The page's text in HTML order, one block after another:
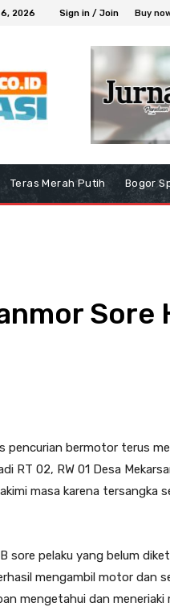
2026 Sign in / Join Buy
Teras Merah Putih Bogor
Sore
pencurian bermotor terus
RT 02, RW 01 Desa
masa karena tersangka
sore pelaku yang belum
mengambil motor dan
mengetahui dan